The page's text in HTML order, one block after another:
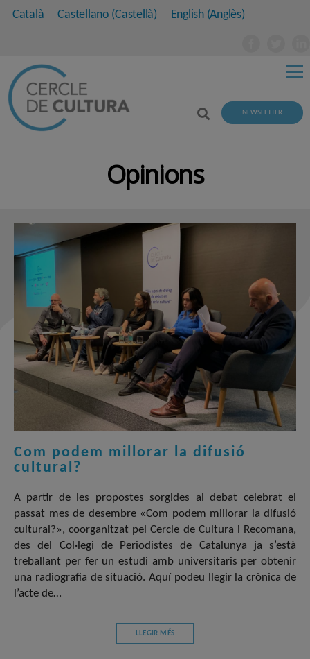
Català Castellano (Castellà) English(Anglès)
NEWSLETTER
Opinions
Com podem millorar la difusió
cultural?
A partir de les propostes sorgides al debat celebrat el
passat mes de desembre «Com podem millorar la difusió
cultural?», coorganitzat pel Cercle de Cultura i Recomana,
des del Col·legi de Periodistes de Catalunya ja s’està
treballant per fer un estudi amb universitaris per obtenir
una radiografia de situació. Aquí podeu llegir la crònica de
l’acte de…
LLEGIR MÉS